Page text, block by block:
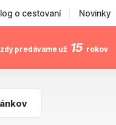
o cestovaní Novinky
predávame už 15 rokov